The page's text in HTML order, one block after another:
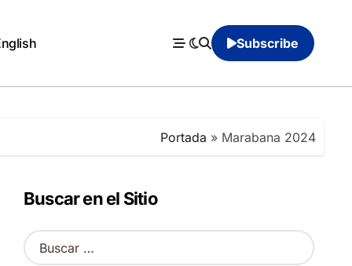
Subscribe
Portada » Marabana 2024
Buscar en el Sitio
B
u